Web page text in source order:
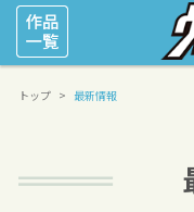
トップ 最新情報